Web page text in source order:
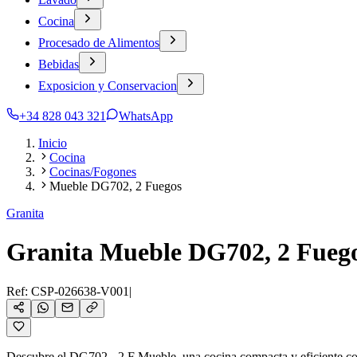
Cocina
Procesado de Alimentos
Bebidas
Exposicion y Conservacion
+34 828 043 321
WhatsApp
Inicio
Cocina
Cocinas/Fogones
Mueble DG702, 2 Fuegos
Granita
Granita Mueble DG702, 2
Ref: CSP-026638-V001 |